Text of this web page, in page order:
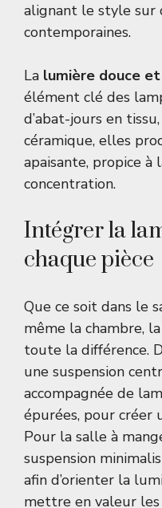
alignant le style sur
contemporaines.
La lumière douce
élément clé des
d’abat-jours en
céramique, elles
apaisante, propice
concentration.
Intégrer la
chaque pièce
Que ce soit dans le
même la chambre,
toute la différence.
une suspension
accompagnée de
épurées, pour créer
Pour la salle à
suspension
afin d’orienter la
mettre en valeur